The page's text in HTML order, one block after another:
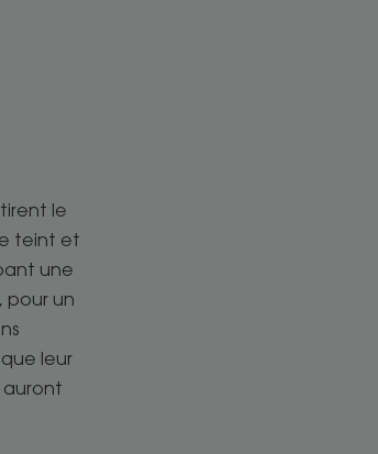
le
teint et
une
pour un
leur
auront